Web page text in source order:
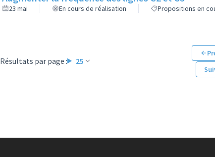
23 mai En cours de réalisation Propositions en
Résultats par page : 25